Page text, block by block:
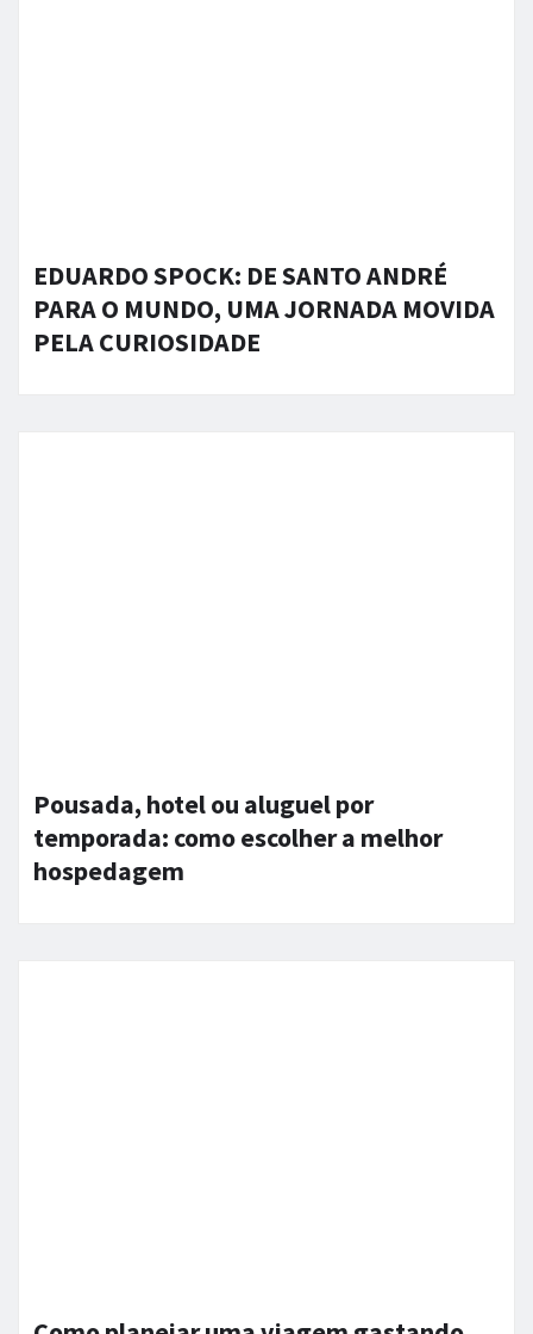
EDUARDO SPOCK: DE SANTO ANDRÉ
PARA O MUNDO, UMA JORNADA MOVIDA
PELA CURIOSIDADE
Pousada, hotel ou aluguel por
temporada: como escolher a melhor
hospedagem